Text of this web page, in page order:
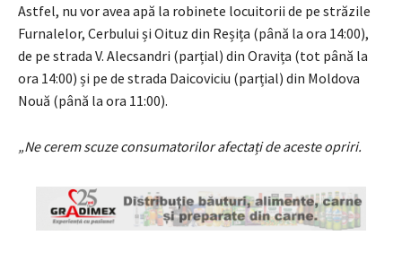
Astfel, nu vor avea apă la robinete locuitorii de pe străzile
Furnalelor, Cerbului și Oituz din Reșița (până la ora 14:00),
de pe strada V. Alecsandri (parțial) din Oravița (tot până la
ora 14:00) și pe de strada Daicoviciu (parțial) din Moldova
Nouă (până la ora 11:00).
„Ne cerem scuze consumatorilor afectați de aceste opriri.